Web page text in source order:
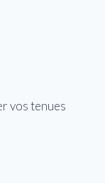
vos tenues